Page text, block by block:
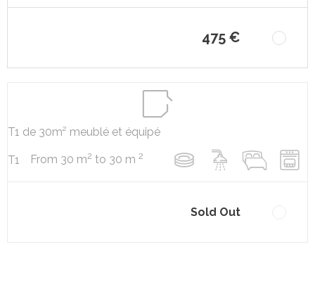
475 €
T1 de 30m² meublé et équipé
T1 From 30 m2 to 30 m 2
Sold Out